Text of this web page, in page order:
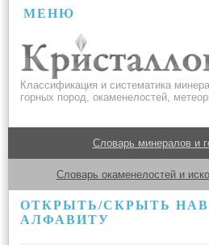
МЕНЮ
Классификация и систематика
горных пород, окаменелостей,
Словарь минералов и
Словарь окаменелостей и
ОТКРЫТЬ/СКРЫТЬ
АЛФАВИТУ